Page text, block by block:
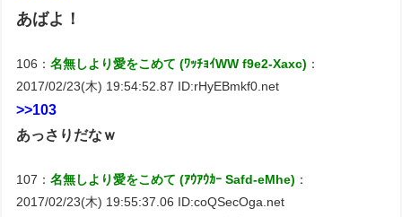
あばよ！
106：名無しより愛をこめて (ﾜｯﾁｮｲWW f9e2-Xaxc) ：
2017/02/23(木) 19:54:52.87 ID:rHyEBmkf0.net
>>103
あっさりだなｗ
107：名無しより愛をこめて (ｱｳｱｳｶｰ Safd-eMhe) ：
2017/02/23(木) 19:55:37.06 ID:coQSecOga.net